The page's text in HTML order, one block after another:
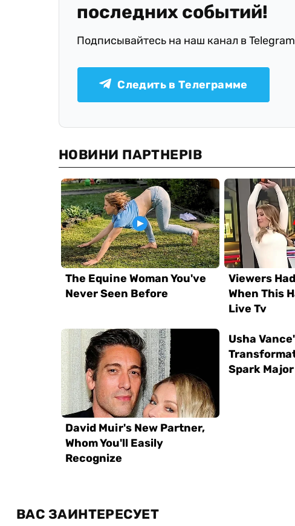
последних событий!
Подписывайтесь на наш канал в Telegram
Следить в Телеграмме
ВАС ЗАИНТЕРЕСУЕТ